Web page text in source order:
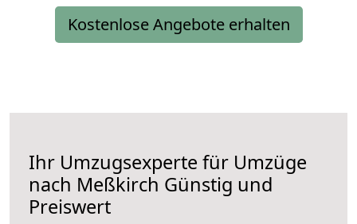
Kostenlose Angebote erhalten
Ihr Umzugsexperte für Umzüge
nach Meßkirch Günstig und
Preiswert